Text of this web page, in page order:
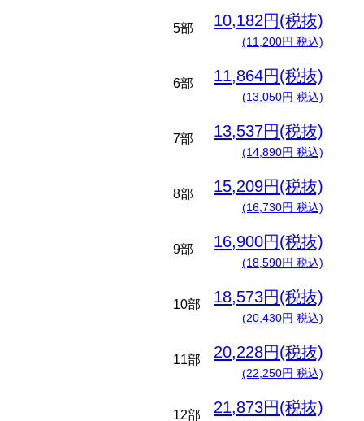
5部 10,182円(税抜)
(11,200円 税込)
6部 11,864円(税抜)
(13,050円 税込)
7部 13,537円(税抜)
(14,890円 税込)
8部 15,209円(税抜)
(16,730円 税込)
9部 16,900円(税抜)
(18,590円 税込)
10部 18,573円(税抜)
(20,430円 税込)
11部 20,228円(税抜)
(22,250円 税込)
12部 21,873円(税抜)